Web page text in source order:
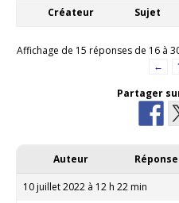
Créateur Sujet
Affichage de 15 réponses de 16 à
←
Partager
Auteur
10 juillet 2022 à 12 h 22 min